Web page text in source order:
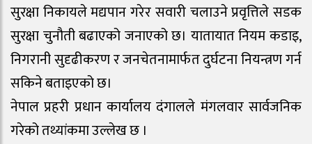
सुरक्षा निकायले मद्यपान गरेर सवारी चलाउने प्रवृत्तिले सडक
सुरक्षा चुनौती बढाएको जनाएको छ। यातायात नियम कडाइ,
निगरानी सुदृढीकरण र जनचेतनामार्फत दुर्घटना नियन्त्रण गर्न
सकिने बताइएको छ।
नेपाल प्रहरी प्रधान कार्यालय दंगालले मंगलवार सार्वजनिक
गरेको तथ्यांकमा उल्लेख छ ।